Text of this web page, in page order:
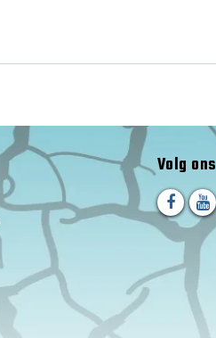
Volg ons